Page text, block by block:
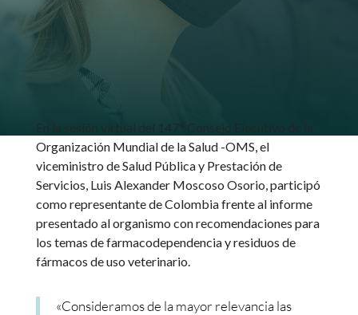
En la sesión virtual del 147° Consejo Ejecutivo de la
Organización Mundial de la Salud -OMS, el
viceministro de Salud Pública y Prestación de
Servicios, Luis Alexander Moscoso Osorio, participó
como representante de Colombia frente al informe
presentado al organismo con recomendaciones para
los temas de farmacodependencia y residuos de
fármacos de uso veterinario.
«Consideramos de la mayor relevancia las